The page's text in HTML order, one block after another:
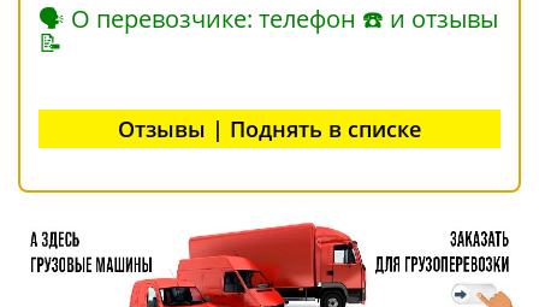
🗣 О перевозчике: телефон ☎ и отзывы
📝
Отзывы | Поднять в списке